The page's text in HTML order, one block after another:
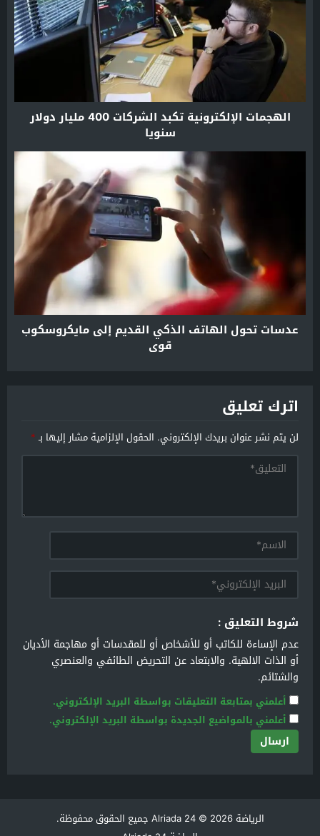
الهجمات الإلكترونية تكبد الشركات 400 مليار دولار
سنويا
عدسات تحول الهاتف الذكي القديم إلى مايكروسكوب
قوي
اترك تعليق
لن يتم نشر عنوان بريدك الإلكتروني. الحقول الإلزامية مشار إليها بـ*
شروط التعليق :
عدم الإساءة للكاتب أو للأشخاص أو للمقدسات أو مهاجمة الأديان
أو الذات الالهية. والابتعاد عن التحريض الطائفي والعنصري
والشتائم.
أعلمني بمتابعة التعليقات بواسطة البريد الإلكتروني.
أعلمني بالمواضيع الجديدة بواسطة البريد الإلكتروني.
الرياضة Alriada 24© 2026 جميع الحقوق محفوظة.